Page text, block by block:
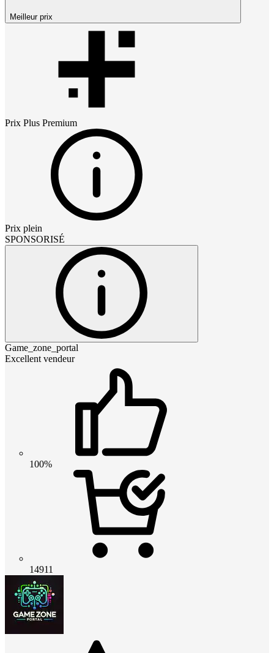
Meilleur prix
Prix Plus Premium
Prix plein
SPONSORISÉ
Game_zone_portal
Excellent vendeur
100%
14911